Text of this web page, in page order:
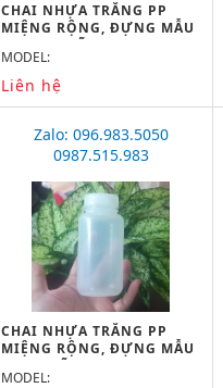
CHAI NHỰA TRẮNG PP
MIỆNG RỘNG, ĐỰNG MẪU
2000ML, HÃNG ONELAB
MODEL:
Liên hệ
Zalo: 096.983.5050
0987.515.983
CHAI NHỰA TRẮNG PP
MIỆNG RỘNG, ĐỰNG MẪU
60ML, HÃNG ONELAB
MODEL: